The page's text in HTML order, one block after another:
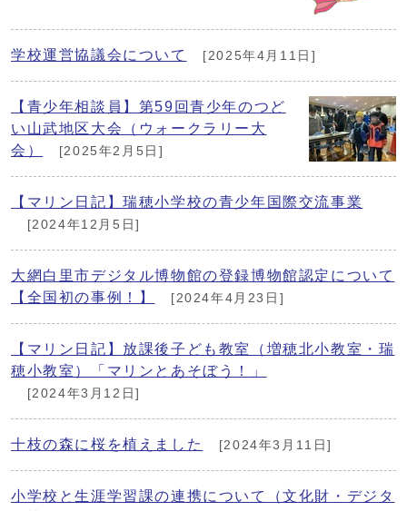
学校運営協議会について [2025年4月11日]
【青少年相談員】第59回青少年のつど
い山武地区大会（ウォークラリー大
会）
[2025年2月5日]
【マリン日記】瑞穂小学校の青少年国際交流事業
[2024年12月5日]
大網白里市デジタル博物館の登録博物館認定について
【全国初の事例！】
[2024年4月23日]
【マリン日記】放課後子ども教室（増穂北小教室・瑞
穂小教室）「マリンとあそぼう！」
[2024年3月12日]
十枝の森に桜を植えました [2024年3月11日]
小学校と生涯学習課の連携について（文化財・デジタ